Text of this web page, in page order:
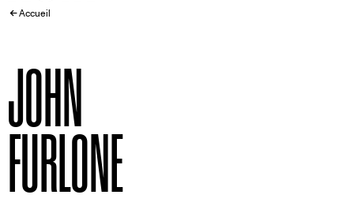
Accueil
FIL
D'ARIANE
Accueil
JOHN
FURLONE